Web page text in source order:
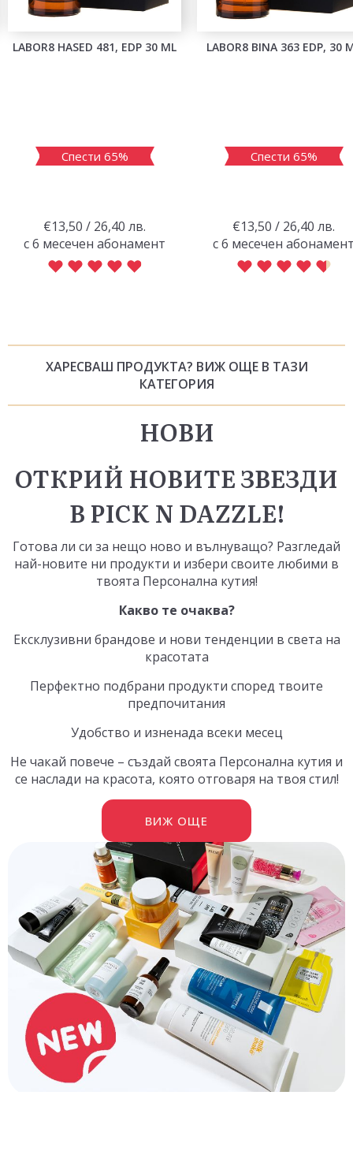
LABOR8 HASED 481, EDP 30 ML
Спести 65%
€13,50 / 26,40 лв.
с 6 месечен абонамент
LABOR8 BINA 363 EDP, 30
Спести 65%
€13,50 / 26,40 лв.
с 6 месечен
ХАРЕСВАШ ПРОДУКТА? ВИЖ ОЩЕ В ТАЗИ
КАТЕГОРИЯ
НОВИ
ОТКРИЙ НОВИТЕ ЗВЕЗДИ
В PICK N DAZZLE!
Готова ли си за нещо ново и вълнуващо? Разгледай
най-новите ни продукти и избери своите любими в
твоята Персонална кутия!
Какво те очаква?
Ексклузивни брандове и нови тенденции в света на
красотата
Перфектно подбрани продукти според твоите
предпочитания
Удобство и изненада всеки месец
Не чакай повече – създай своята Персонална кутия и
се наслади на красота, която отговаря на твоя стил!
ВИЖ ОЩЕ